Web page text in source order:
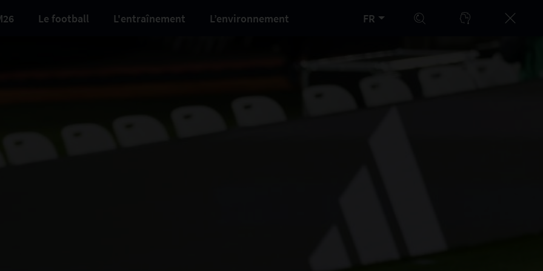
Le football L'entraînement L’environnement FR